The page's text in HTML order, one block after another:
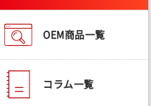
OEM商品一覧
コラム一覧